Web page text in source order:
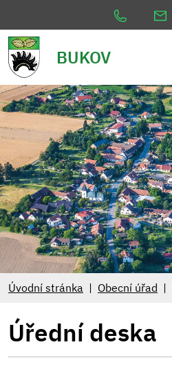
BUKOV
Úvodní stránka Obecní úřad
Úřední deska